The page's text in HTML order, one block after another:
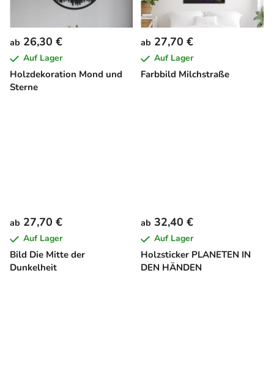
Holzdekoration Mond und
Sterne
ab 26,30 €
Auf Lager
Farbbild Milchstraße
ab 27,70 €
Auf Lager
Bild Die Mitte der
Dunkelheit
ab 27,70 €
Auf Lager
Holzsticker PLANETEN IN
DEN HÄNDEN
ab 32,40 €
Auf Lager